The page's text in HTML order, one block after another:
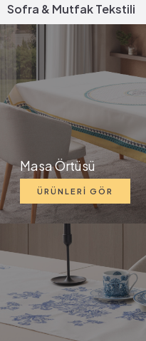
Sofra & Mutfak Tekstili
Masa Örtüsü
ÜRÜNLERİ GÖR